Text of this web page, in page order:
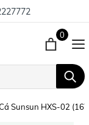
0
Sunsun HXS-02